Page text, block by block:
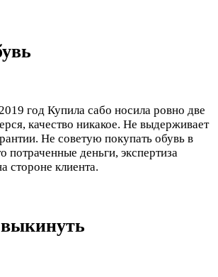
год Купила сабо носила ровно две
качество никакое. Не выдерживает
Не советую покупать обувь в
потраченные деньги, экспертиза
стороне клиента.